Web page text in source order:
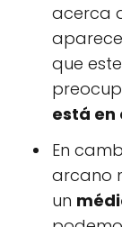
acerca
que
está en
En
arcano
un